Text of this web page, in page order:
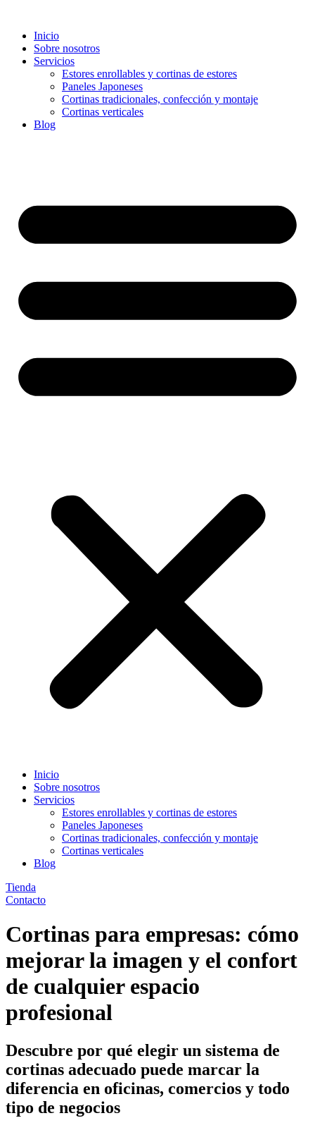
Inicio
Sobre nosotros
Servicios
Estores enrollables y cortinas de estores
Paneles Japoneses
Cortinas tradicionales, confección y montaje
Cortinas verticales
Blog
Inicio
Sobre nosotros
Servicios
Estores enrollables y cortinas de estores
Paneles Japoneses
Cortinas tradicionales, confección y montaje
Cortinas verticales
Blog
Tienda
Contacto
Cortinas para empresas: cómo
mejorar la imagen y el confort
de cualquier espacio
profesional
Descubre por qué elegir un sistema de
cortinas adecuado puede marcar la
diferencia en oficinas, comercios y todo
tipo de negocios